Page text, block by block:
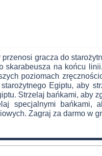
gracza do
skarabeusza na końcu
poziomach
Egiptu, aby
Strzelaj bańkami, aby
specjalnymi bańkami,
Zagraj za darmo w